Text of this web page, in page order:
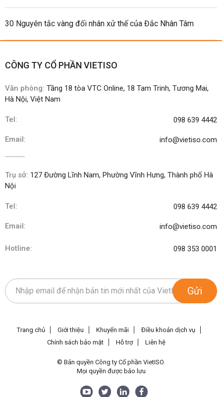
30 Nguyên tắc vàng đối nhân xử thế của Đắc Nhân Tâm
CÔNG TY CỔ PHẦN VIETISO
Văn phòng: Tầng 18 tòa VTC Online, 18 Tam Trinh, Tương Mai,
Hà Nội, Việt Nam
Tel: 098 639 4442
Email: info@vietiso.com
Trụ sở: 127 Đường Lĩnh Nam, Phường Vĩnh Hưng, Thành phố Hà
Nội
Tel: 098 639 4442
Email: info@vietiso.com
Hotline: 098 353 0001
Gửi
Trang chủ Giới thiệu Khuyến mãi
Điều khoản dịch vụ
Chính sách bảo mật
Hỗ trợ Liên hệ
© Bản quyền Công ty Cổ phần VietISO.
Mọi quyền được bảo lưu